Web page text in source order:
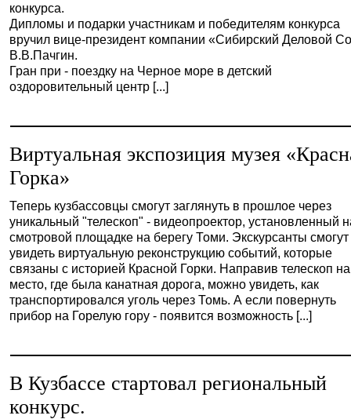
конкурса.
Дипломы и подарки участникам и победителям конкурса
вручил вице-президент компании «Сибирский Деловой
В.В.Пачгин.
Гран при - поездку на Черное море в детский
оздоровительный центр [...]
Виртуальная экспозиция музея
Горка»
Теперь кузбассовцы смогут заглянуть в прошлое через
уникальный "телескоп" - видеопроектор, установленный
смотровой площадке на берегу Томи. Экскурсанты смогут
увидеть виртуальную реконструкцию событий, которые
связаны с историей Красной Горки. Направив телескоп на
место, где была канатная дорога, можно увидеть, как
транспортировался уголь через Томь. А если повернуть
прибор на Горелую гору - появится возможность [...]
В Кузбассе стартовал региональный
конкурс.